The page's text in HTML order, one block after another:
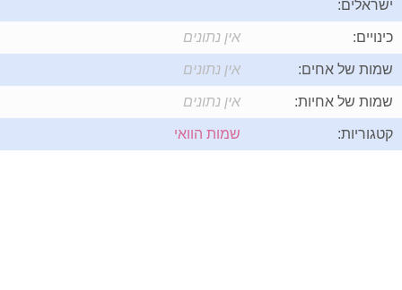
ישראלים:
כינויים: אין נתונים
שמות של אחים: אין נתונים
שמות של אחיות: אין נתונים
קטגוריות: שמות הוואי